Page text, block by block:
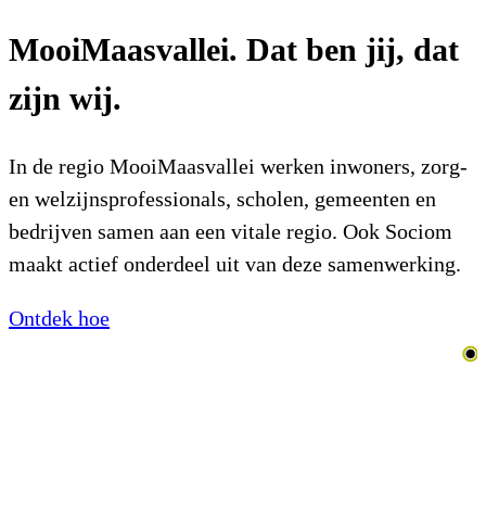
MooiMaasvallei. Dat ben jij, dat
zijn wij.
In de regio MooiMaasvallei werken inwoners, zorg-
en welzijnsprofessionals, scholen, gemeenten en
bedrijven samen aan een vitale regio. Ook Sociom
maakt actief onderdeel uit van deze samenwerking.
Ontdek hoe